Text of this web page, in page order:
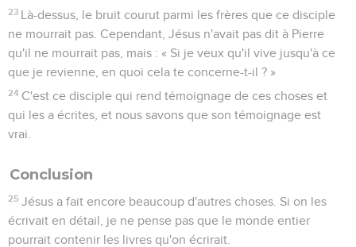
23 Là-dessus, le bruit courut parmi les frères que ce disciple
ne mourrait pas. Cependant, Jésus n'avait pas dit à Pierre
qu'il ne mourrait pas, mais : « Si je veux qu'il vive jusqu'à ce
que je revienne, en quoi cela te concerne-t-il ? »
24 C'est ce disciple qui rend témoignage de ces choses et
qui les a écrites, et nous savons que son témoignage est
vrai.
Conclusion
25 Jésus a fait encore beaucoup d'autres choses. Si on les
écrivait en détail, je ne pense pas que le monde entier
pourrait contenir les livres qu'on écrirait.